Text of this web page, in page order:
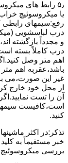
۵٫ رابط های
ﯾﺎ ﻣﯿﮑﺮوﺳﻮﺋﯿﭻ
رفع:سیمهای راﺑﻄﯽ
درب لباسشویی
و مجدداً بازگشته
درب کاملاً ﺑﺴﺘﻪ
اﻫﻢ ﻣﺘﺮ وصل
ﺑﺎﺷﺪ،ﻋﻘﺮﺑﻪ اهم
ﻏﯿﺮ اﯾﻦ ﺻﻮرت،می
از ﻣﺤﻞ خود ﺧﺎرج
آن را ﺗﺴﺖ
اﺳﺖ،ﮐﺎﻓﯿﺴﺖ
کنید.
ﺗﺬﮐﺮ:در اﮐﺜﺮ
ﺧﺒﺮ مستقیماً ﺑﻪ
بررسی